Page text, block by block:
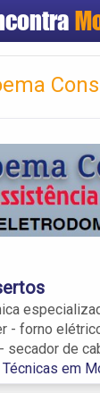
Criar
- forno
secador de
em